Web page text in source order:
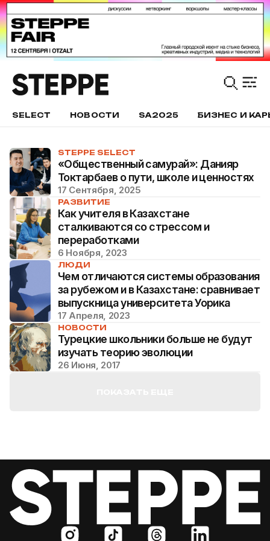
SELECT НОВОСТИ SA2025 БИЗНЕС И
STEPPE SELECT
«Общественный самурай»: Данияр
Токтарбаев о пути, школе и ценностях
17 Сентября, 2025
РАЗВИТИЕ
Как учителя в Казахстане
сталкиваются со стрессом и
переработками
6 Ноября, 2023
ЛЮДИ
Чем отличаются системы образования
за рубежом и в Казахстане: сравнивает
выпускница университета Уорика
17 Апреля, 2023
НОВОСТИ
Турецкие школьники больше не будут
изучать теорию эволюции
26 Июня, 2017